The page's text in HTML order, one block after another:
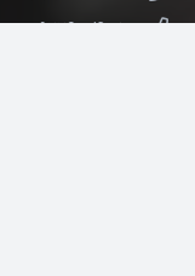
09226054001